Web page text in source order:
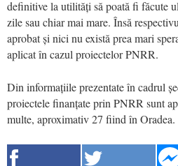
definitive la utilități să poată fi făcute
zile sau chiar mai mare. Însă
aprobat și nici nu există prea mari
aplicat în cazul proiectelor PNRR.
Din informațiile prezentate în cadrul
proiectele finanțate prin PNRR sunt
multe, aproximativ 27 fiind în Oradea.